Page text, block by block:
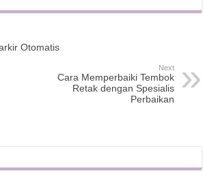
Otomatis
Next
Cara Memperbaiki Tembok
Retak dengan Spesialis
Perbaikan